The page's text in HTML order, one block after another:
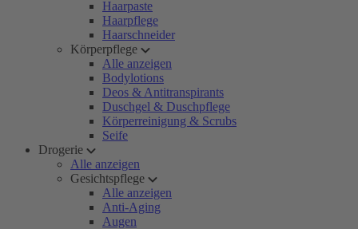
Haarpaste
Haarpflege
Haarschneider
Körperpflege
Alle anzeigen
Bodylotions
Deos & Antitranspirants
Duschgel & Duschpflege
Körperreinigung & Scrubs
Seife
Drogerie
Alle anzeigen
Gesichtspflege
Alle anzeigen
Anti-Aging
Augen